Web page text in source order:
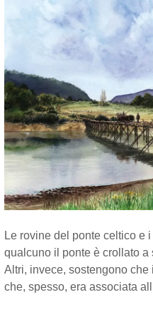
Le rovine del ponte celtico e
qualcuno il ponte è crollato a
Altri, invece, sostengono che
che, spesso, era associata